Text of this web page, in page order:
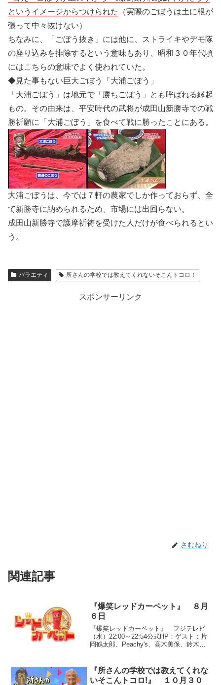
というイメージからつけられた
（実際のごぼうは土に根が
張って中々抜けない）
ちなみに、「ごぼう抜き」には他に、ストライキやデモ隊
の座り込みを排除するという意味もあり、昭和３０年代頃
にはこちらの意味でよく使われていた。
◆見た事もない巨大ごぼう「大浦ごぼう」
「大浦ごぼう」は地元で「勝ちごぼう」とも呼ばれる縁起
もの。その由来は、平安時代の武将が成田山新勝寺での戦
勝祈願に「大浦ごぼう」を食べて戦に勝ったことにある。
大浦ごぼうは、今では７軒の農家でしか作っておらず、全
て新勝寺に納められるため、 市場には出回らない。
成田山新勝寺で護摩祈祷を受けた人だけが食べられるとい
う。
バラエティ 所さんの学校では教えてくれないそこんトコロ！
スポンサーリンク
さむねり
関連記事
『爆笑レッドカーペット』 ８月
６日
『爆笑レッドカーペット』 フジテレビ
（水）22:00～22:54公式HP：ゲスト：片
岡鶴太郎、Peachy's、高木美保、鈴木裕
けとシャン(3)インスタントジ...
『所さんの学校では教えてくれな
いそこんトコロ!』 １０月３０